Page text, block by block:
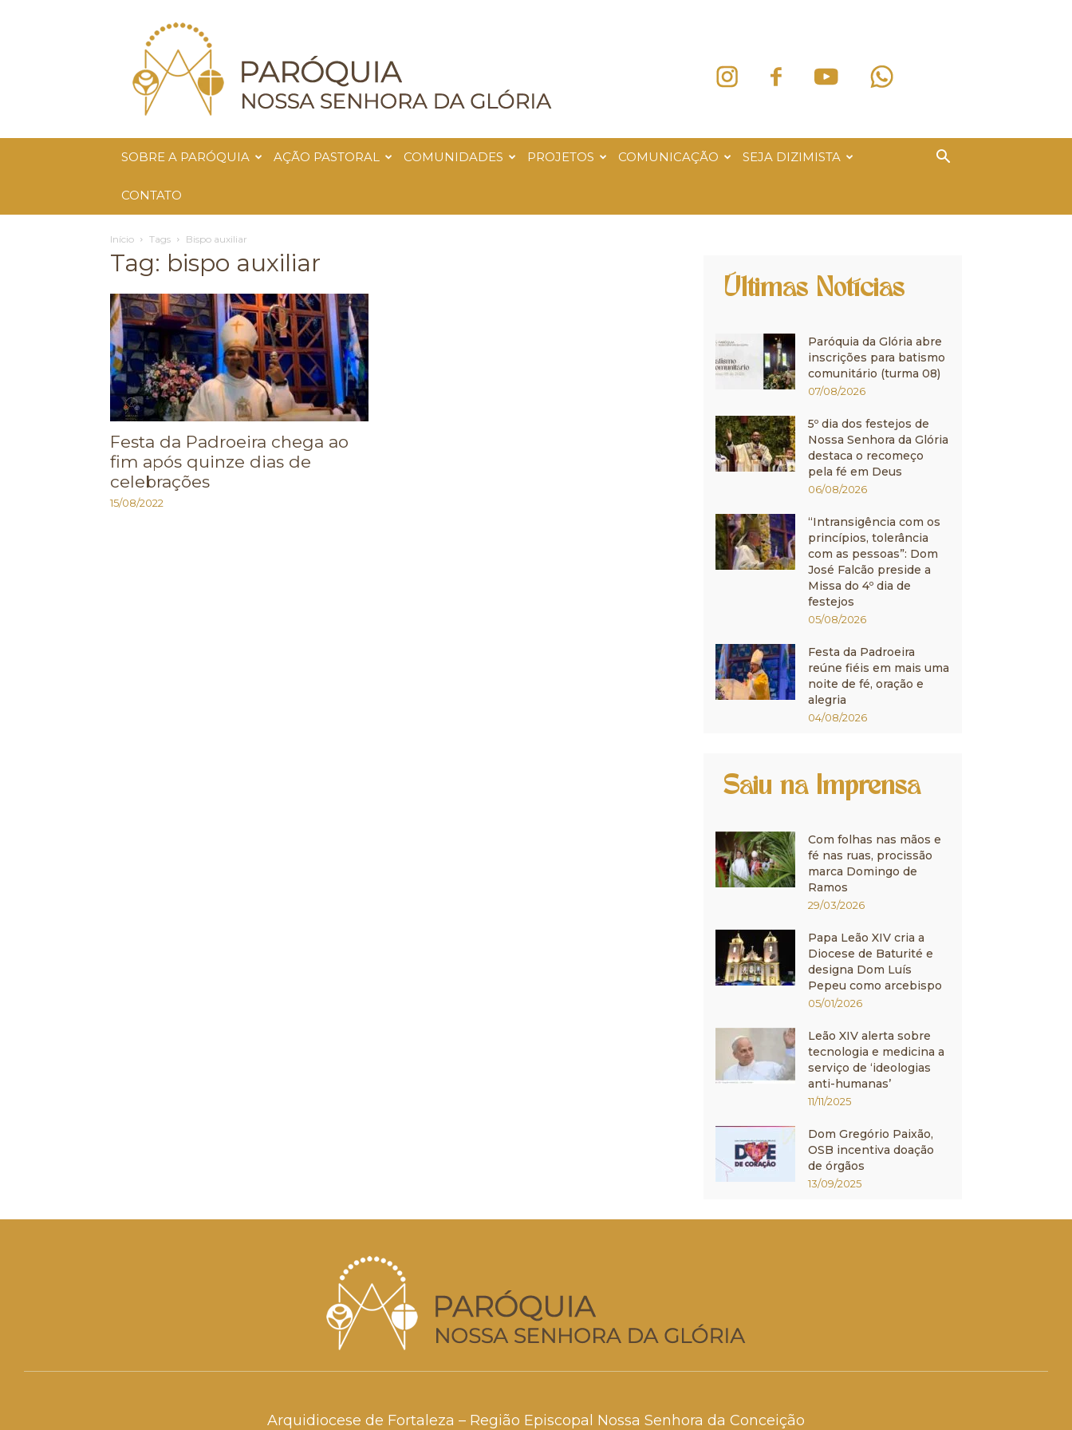
Paróquia
Nossa
Senhora
da
Glória
SOBRE A PARÓQUIA AÇÃO PASTORAL COMUNIDADES PROJETOS COMUNICAÇÃO SEJA DIZIMISTA
CONTATO
Início Tags Bispo auxiliar
Tag: bispo auxiliar
Festa da Padroeira chega ao
fim após quinze dias de
celebrações
15/08/2022
Últimas Notícias
Paróquia da Glória abre
inscrições para batismo
comunitário (turma 08)
07/08/2026
5º dia dos festejos de
Nossa Senhora da Glória
destaca o recomeço
pela fé em Deus
06/08/2026
“Intransigência com os
princípios, tolerância
com as pessoas”: Dom
José Falcão preside a
Missa do 4º dia de
festejos
05/08/2026
Festa da Padroeira
reúne fiéis em mais uma
noite de fé, oração e
alegria
04/08/2026
Saiu na Imprensa
Com folhas nas mãos e
fé nas ruas, procissão
marca Domingo de
Ramos
29/03/2026
Papa Leão XIV cria a
Diocese de Baturité e
designa Dom Luís
Pepeu como arcebispo
05/01/2026
Leão XIV alerta sobre
tecnologia e medicina a
serviço de ‘ideologias
anti-humanas’
11/11/2025
Dom Gregório Paixão,
OSB incentiva doação
de órgãos
13/09/2025
Arquidiocese de Fortaleza – Região Episcopal Nossa Senhora da Conceição